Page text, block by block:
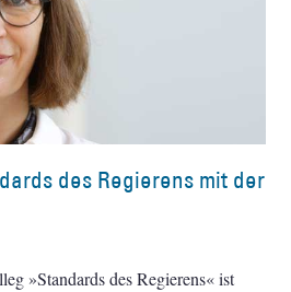
des Regierens mit der
»Standards des Regierens« ist